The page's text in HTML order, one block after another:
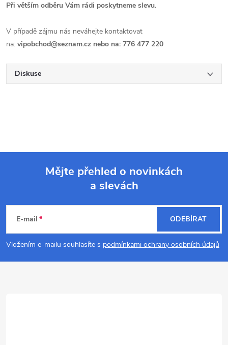
Při větším odběru Vám rádi poskytneme slevu.
V případě zájmu nás neváhejte kontaktovat
na: vipobchod@seznam.cz nebo na: 776 477 220
Diskuse
p
a
Mějte přehled o novinkách
a slevách
E-mail
Vložením e-mailu souhlasíte s podmínkami ochrany osobních údajů
ODEBÍRAT